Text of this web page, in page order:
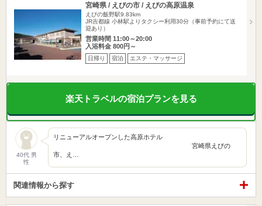
宮崎県 / えびの市 / えびの高原温泉
えびの飯野駅9.83km
JR吉都線 小林駅よりタクシー利用30分（事前予約にて送
迎あり）
営業時間 11:00～20:00
入浴料金 800円～
日帰り 宿泊 エステ・マッサージ
楽天トラベルの宿泊プランを見る
40代 男
性
リニューアルオープンした高原ホテル
宮崎県えびの
市、え…
関連情報から探す